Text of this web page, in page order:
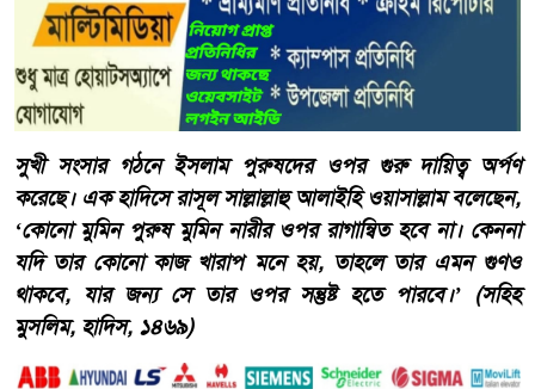
সুখী সংসার গঠনে ইসলাম পুরুষদের ওপর গুরু দায়িত্ব অর্পণ
করেছে। এক হাদিসে রাসূল সাল্লাল্লাহু আলাইহি ওয়াসাল্লাম বলেছেন,
‘কোনো মুমিন পুরুষ মুমিন নারীর ওপর রাগান্বিত হবে না। কেননা
যদি তার কোনো কাজ খারাপ মনে হয়, তাহলে তার এমন গুণও
থাকবে, যার জন্য সে তার ওপর সন্তুষ্ট হতে পারবে।’ (সহিহ
মুসলিম, হাদিস, ১৪৬৯)